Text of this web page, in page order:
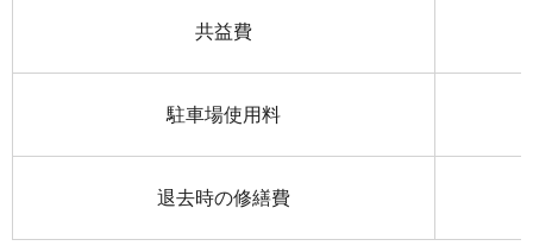
共益費
駐車場使用料
退去時の修繕費